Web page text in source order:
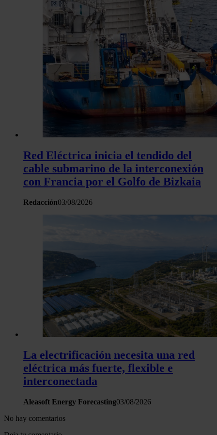
y los anuncios, ofrecer funciones de redes sociales y
tráfico. Además, compartimos información sobre el uso que
sitio web con nuestros partners de redes sociales,
análisis web, quienes pueden combinarla con otra
haya proporcionado o que hayan recopilado a partir del uso
hecho de sus servicios.
Red Eléctrica inicia el tendido del
cable submarino de la interconexión
con Francia por el Golfo de Bizkaia
Redacción03/08/2026
La electrificación necesita una red
eléctrica más fuerte, flexible e
interconectada
Aleasoft Energy Forecasting03/08/2026
No hay comentarios